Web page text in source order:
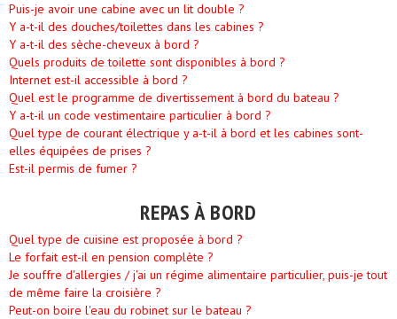
Puis-je avoir une cabine avec un lit double ?
Y a-t-il des douches/toilettes dans les cabines ?
Y a-t-il des sèche-cheveux à bord ?
Quels produits de toilette sont disponibles à bord ?
Internet est-il accessible à bord ?
Quel est le programme de divertissement à bord du bateau ?
Y a-t-il un code vestimentaire particulier à bord ?
Quel type de courant électrique y a-t-il à bord et les cabines sont-
elles équipées de prises ?
Est-il permis de fumer ?
REPAS À BORD
Quel type de cuisine est proposée à bord ?
Le forfait est-il en pension complète ?
Je souffre d'allergies / j'ai un régime alimentaire particulier, puis-je tout
de même faire la croisière ?
Peut-on boire l'eau du robinet sur le bateau ?